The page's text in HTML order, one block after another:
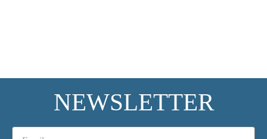
NEWSLETTER